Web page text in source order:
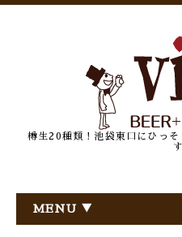
樽生20種類！池袋東口にひっ
MENU ▼